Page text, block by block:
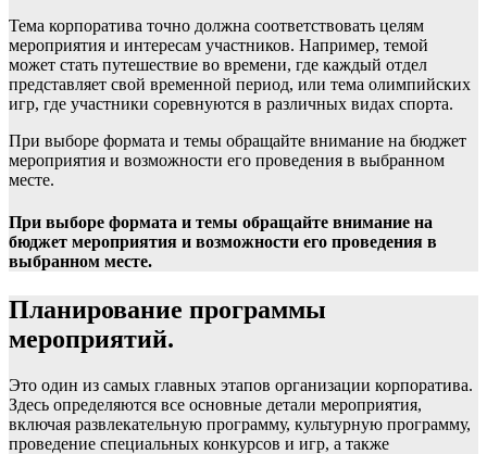
Тема корпоратива точно должна соответствовать целям
мероприятия и интересам участников. Например, темой
может стать путешествие во времени, где каждый отдел
представляет свой временной период, или тема олимпийских
игр, где участники соревнуются в различных видах спорта.
При выборе формата и темы обращайте внимание на бюджет
мероприятия и возможности его проведения в выбранном
месте.
При выборе формата и темы обращайте внимание на
бюджет мероприятия и возможности его проведения в
выбранном месте.
Планирование программы
мероприятий.
Это один из самых главных этапов организации корпоратива.
Здесь определяются все основные детали мероприятия,
включая развлекательную программу, культурную программу,
проведение специальных конкурсов и игр, а также